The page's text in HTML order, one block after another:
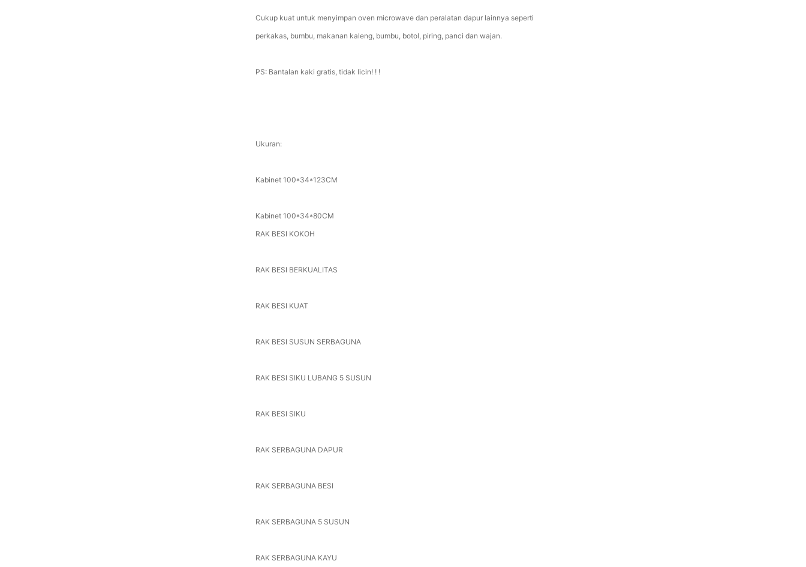
Cukup kuat untuk menyimpan oven microwave dan peralatan dapur lainnya seperti
perkakas, bumbu, makanan kaleng, bumbu, botol, piring, panci dan wajan.
PS: Bantalan kaki gratis, tidak licin! ! !
Ukuran:
Kabinet 100*34*123CM
Kabinet 100*34*80CM
RAK BESI KOKOH
RAK BESI BERKUALITAS
RAK BESI KUAT
RAK BESI SUSUN SERBAGUNA
RAK BESI SIKU LUBANG 5 SUSUN
RAK BESI SIKU
RAK SERBAGUNA DAPUR
RAK SERBAGUNA BESI
RAK SERBAGUNA 5 SUSUN
RAK SERBAGUNA KAYU